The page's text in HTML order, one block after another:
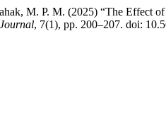
M. P. M. (2025) “The Effect
, 7(1), pp. 200–207. doi: